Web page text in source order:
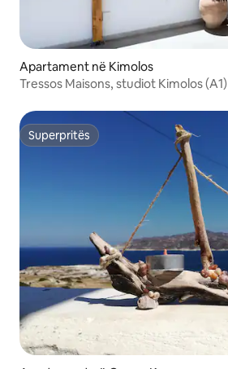
Apartament në Kimolos
Tressos Maisons, studiot Kimolos (A1)
Superpritës
Superpritës